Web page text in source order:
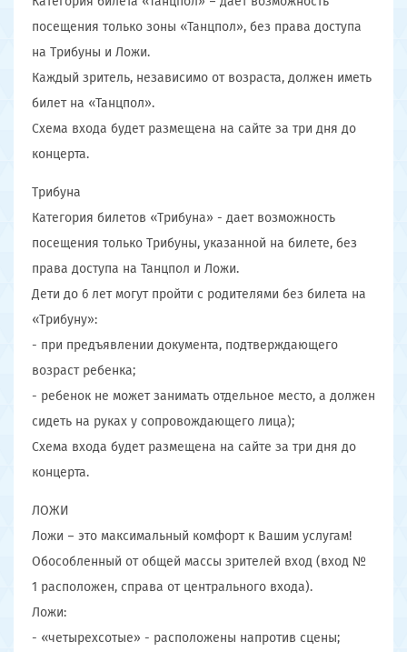
посещения только зоны «Танцпол», без права доступа
на Трибуны и Ложи.
Каждый зритель, независимо от возраста, должен иметь
билет на «Танцпол».
Схема входа будет размещена на сайте за три дня до
концерта.
Трибуна
Категория билетов «Трибуна» - дает возможность
посещения только Трибуны, указанной на билете, без
права доступа на Танцпол и Ложи.
Дети до 6 лет могут пройти с родителями без билета на
«Трибуну»:
- при предъявлении документа, подтверждающего
возраст ребенка;
- ребенок не может занимать отдельное место, а должен
сидеть на руках у сопровождающего лица);
Схема входа будет размещена на сайте за три дня до
концерта.
ЛОЖИ
Ложи – это максимальный комфорт к Вашим услугам!
Обособленный от общей массы зрителей вход (вход №
1 расположен, справа от центрального входа).
Ложи:
- «четырехсотые» - расположены напротив сцены;